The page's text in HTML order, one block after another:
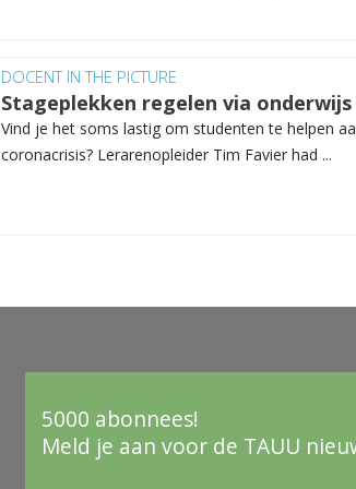
DOCENT IN THE PICTURE
Stageplekken regelen via
Vind je het soms lastig om studenten te helpen
coronacrisis? Lerarenopleider Tim Favier had ...
5000 abonnees!
Meld je aan voor de TAUU